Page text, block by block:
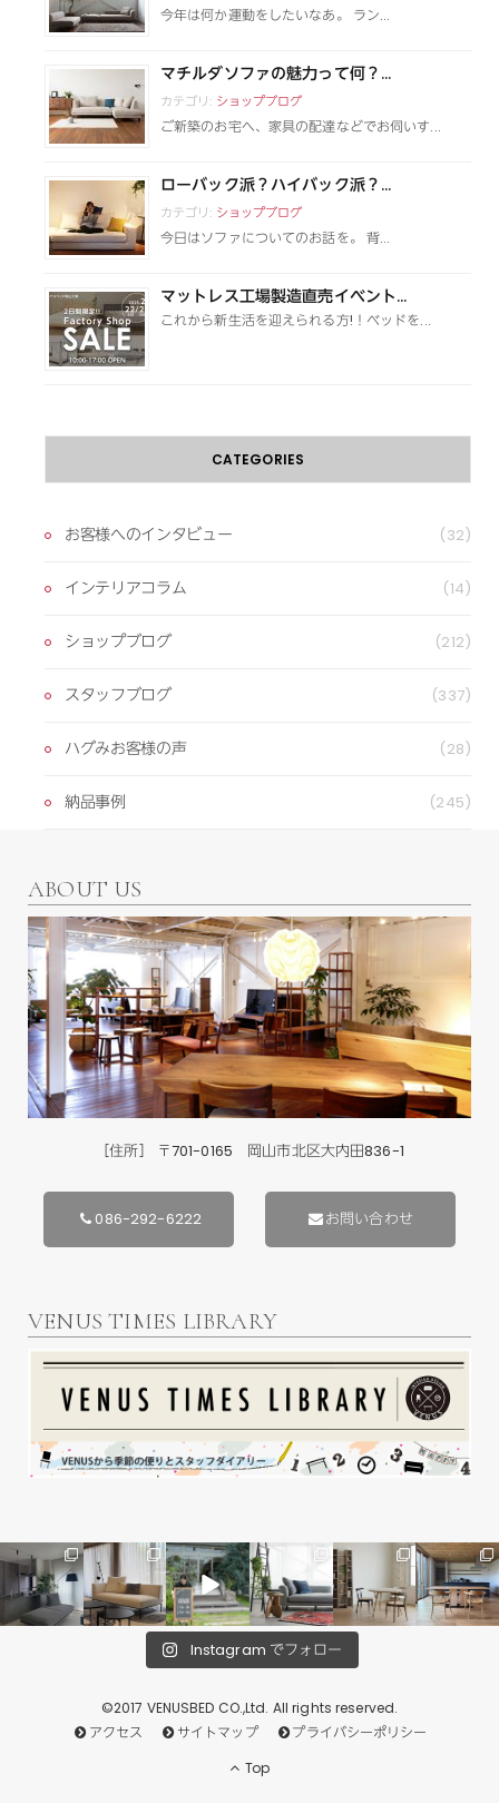
今年は何か運動をしたいなあ。 ラン...
マチルダソファの魅力って何？...
カテゴリ: ショップブログ
ご新築のお宅へ、家具の配達などでお伺いす...
ローバック派？ハイバック派？...
カテゴリ: ショップブログ
今日はソファについてのお話を。 背...
マットレス工場製造直売イベント...
これから新生活を迎えられる方!！ベッドを...
CATEGORIES
お客様へのインタビュー (32)
インテリアコラム (14)
ショップブログ (212)
スタッフブログ (337)
ハグみお客様の声 (28)
納品事例 (245)
ABOUT US
［住所］ 〒701-0165 岡山市北区大内田836-1
086-292-6222 お問い合わせ
VENUS TIMES LIBRARY
Instagram でフォロー
©2017 VENUSBED CO.,Ltd. All rights reserved.
アクセス
サイトマップ
プライバシーポリシー
Top